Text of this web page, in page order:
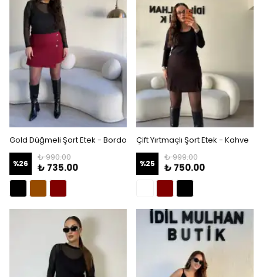
Gold Düğmeli Şort Etek - Bordo
%26
₺ 990.00
₺ 735.00
Çift Yırtmaçlı Şort Etek - Kahve
%25
₺ 999.00
₺ 750.00